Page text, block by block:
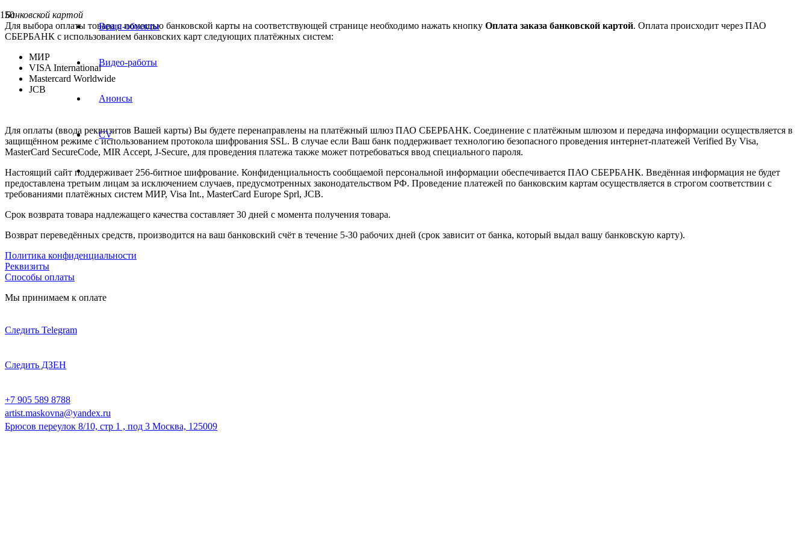
Вещи-объекты
Видео-работы
Анонсы
CV
Банковской картой
Для выбора оплаты товара с помощью банковской карты на соответствующей странице необходимо нажать кнопку Оплата заказа банковской картой. Оплата происходит через ПАО
СБЕРБАНК с использованием банковских карт следующих платёжных систем:
МИР
VISA International
Mastercard Worldwide
JCB
Для оплаты (ввода реквизитов Вашей карты) Вы будете перенаправлены на платёжный шлюз ПАО СБЕРБАНК. Соединение с платёжным шлюзом и передача информации осуществляется в
защищённом режиме с использованием протокола шифрования SSL. В случае если Ваш банк поддерживает технологию безопасного проведения интернет-платежей Verified By Visa,
MasterCard SecureCode, MIR Accept, J-Secure, для проведения платежа также может потребоваться ввод специального пароля.
Настоящий сайт поддерживает 256-битное шифрование. Конфиденциальность сообщаемой персональной информации обеспечивается ПАО СБЕРБАНК. Введённая информация не будет
предоставлена третьим лицам за исключением случаев, предусмотренных законодательством РФ. Проведение платежей по банковским картам осуществляется в строгом соответствии с
требованиями платёжных систем МИР, Visa Int., MasterCard Europe Sprl, JCB.
Срок возврата товара надлежащего качества составляет 30 дней с момента получения товара.
Возврат переведённых средств, производится на ваш банковский счёт в течение 5-30 рабочих дней (срок зависит от банка, который выдал вашу банковскую карту).
Политика конфиденциальности
Реквизиты
Способы оплаты
Мы принимаем к оплате
Следить Telegram
Следить ДЗЕН
+7 905 589 8788
artist.maskovna@yandex.ru
Брюсов переулок 8/10, стр 1 , под 3 Москва, 125009